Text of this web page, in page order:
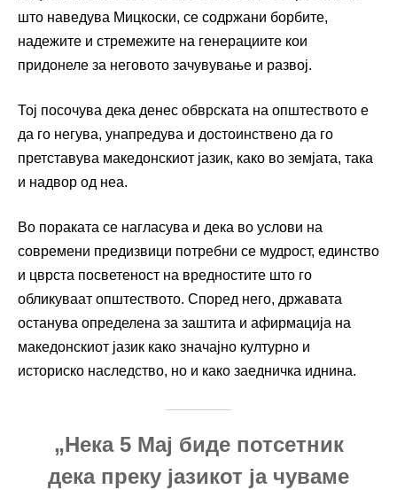
што наведува Мицкоски, се содржани борбите,
надежите и стремежите на генерациите кои
придонеле за неговото зачувување и развој.
Тој посочува дека денес обврската на општеството е
да го негува, унапредува и достоинствено да го
претставува македонскиот јазик, како во земјата, така
и надвор од неа.
Во пораката се нагласува и дека во услови на
современи предизвици потребни се мудрост, единство
и цврста посветеност на вредностите што го
обликуваат општеството. Според него, државата
останува определена за заштита и афирмација на
македонскиот јазик како значајно културно и
историско наследство, но и како заедничка иднина.
„Нека 5 Мај биде потсетник
дека преку јазикот ја чуваме